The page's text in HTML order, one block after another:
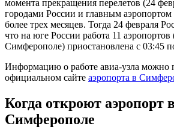
момента прекращения перелетов (24
городами России и главным
более трех месяцев. Тогда 24 февраля
что на юге России работа 11
Симферополе) приостановлена с 03:45
Информацию о работе авиа-узла можно
официальном сайте аэропорта в
Когда откроют аэропорт
Симферополе